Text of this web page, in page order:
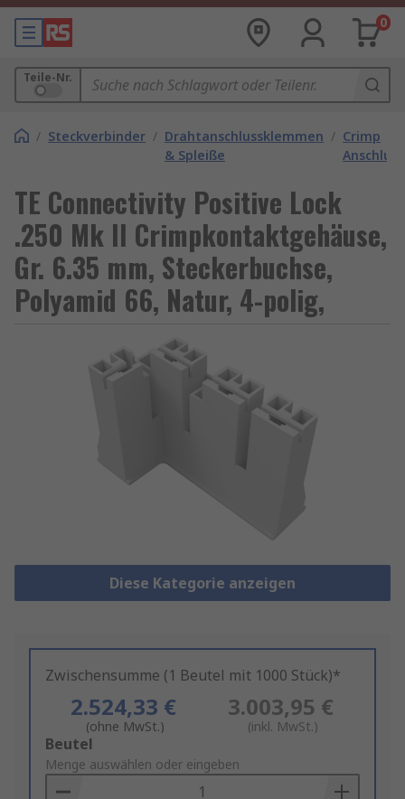
0
Teile-Nr.
/ Steckverbinder / Drahtanschlussklemmen
& Spleiße
/ Crimp
TE Connectivity Positive Lock
.250 Mk II Crimpkontaktgehäuse,
Gr. 6.35 mm, Steckerbuchse,
Polyamid 66, Natur, 4-polig,
Diese Kategorie anzeigen
Zwischensumme (1 Beutel mit 1000 Stück)*
2.524,33 €
(ohne MwSt.)
3.003,95 €
(inkl. MwSt.)
Add
to
Basket
Beutel
Menge auswählen oder eingeben